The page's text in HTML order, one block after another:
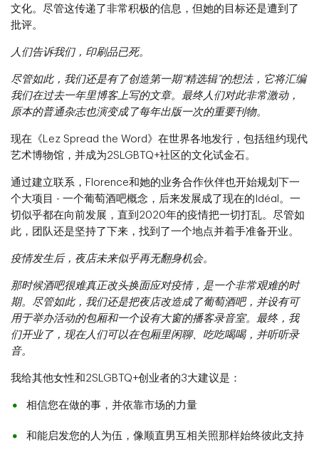
文化。尽管这传递了非常积极的信息，但她的目标还是遭到了
批评。
人们告诉我们，印刷品已死。
尽管如此，我们还是有了创造第一期“精选辑”的想法，它将汇编
我们在过去一年里博客上写的文章。最终人们对此非常激动，
原本的普通杂志也演变成了每年出版一次的重要刊物。
现在《Lez Spread the Word》在世界各地发行，包括纽约现代
艺术博物馆，并成为2SLGBTQ+社区的文化试金石。
通过建立联系，Florence和她的业务合作伙伴也开始规划下一
个大项目 - 一个葡萄酒吧概念，后来发展成了现在的Idéal。一
切似乎都在向前发展，直到2020年的疫情把一切打乱。尽管如
此，团队还是坚持了下来，找到了一个地点并着手准备开业。
疫情发生后，夜店未来似乎再无翻身机会。
那时候酒吧很难真正改头换面应对疫情，是一个非常艰难的时
期。尽管如此，我们还是把夜店改造成了葡萄酒吧，并设有可
用于举办活动的包厢和一个设有大窗的播客录音室。最终，我
们开业了，现在人们可以在包厢里闲聊、吃吃喝喝，并听听录
音。
我给其他女性和2SLGBTQ+创业者的3大建议是：
相信您在做的事，并依靠市场的力量
和能启发您的人为伍，像顺直男互相关照那样始终彼此支持